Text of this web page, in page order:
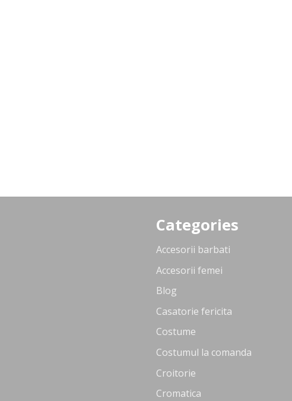
Categories
Accesorii barbati
Accesorii femei
Blog
Casatorie fericita
Costume
Costumul la comanda
Croitorie
Cromatica